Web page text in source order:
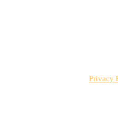
Privacy